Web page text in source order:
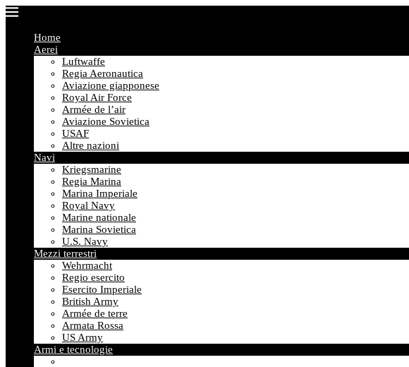
Home
Aerei
Luftwaffe
Regia Aeronautica
Aviazione giapponese
Royal Air Force
Armée de l’air
Aviazione Sovietica
USAF
Altre nazioni
Navi
Kriegsmarine
Regia Marina
Marina Imperiale
Royal Navy
Marine nationale
Marina Sovietica
U.S. Navy
Mezzi terrestri
Wehrmacht
Regio esercito
Esercito Imperiale
British Army
Armée de terre
Armata Rossa
US Army
Armi e tecnologie